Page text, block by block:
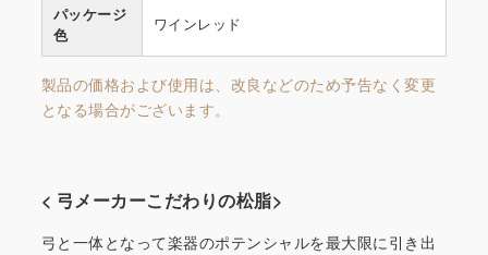
パッケージ
色
ワインレッド
製品の価格および使用は、改良などのため予告なく変更
となる場合がございます。
< 弓メーカーこだわりの松脂>
弓と一体となって楽器のポテンシャルを最大限に引き出